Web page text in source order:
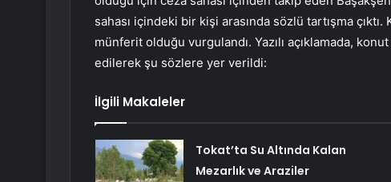
sahası içindeki bir kişi arasında sözlü tartışma
münferit olduğu vurgulandı. Yazılı açıklamada,
edilerek şu sözlere yer verildi:
İlgili Makaleler
Tokat’ta Su Altında Kalan
Mezarlık ve Araziler